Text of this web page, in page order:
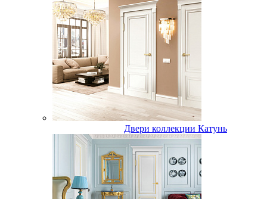
Двери коллекции Катунь